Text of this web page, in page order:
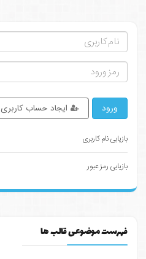
ورود ایجاد حساب کاربری
بازیابی نام کاربری
بازیابی رمز عبور
فهرست موضوعی قالب ها